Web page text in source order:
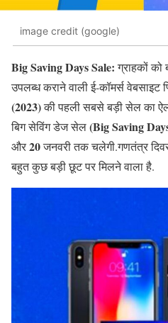
image credit (google)
Big Saving Days Sale:ग्राहकों को
उपलब्ध कराने वाली ई-कॉमर्स वेबसाइट
(2023)की पहली सबसे बड़ी सेल का
बिग सेविंग डेज सेल(BigSaving
और20जनवरी तक चलेगी.गणतंत्र
बहुत कुछ बड़ी छूट पर मिलने वाला है.